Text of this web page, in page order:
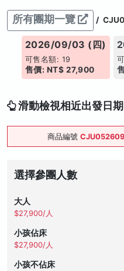
所有團期一覽 /
2026/09/03 (四)
可售名額: 19
售價: NT$ 27,900
滑動檢視相近出發日期
商品編號
選擇參團人數
大人
$27,900/人
小孩佔床
$27,900/人
小孩不佔床